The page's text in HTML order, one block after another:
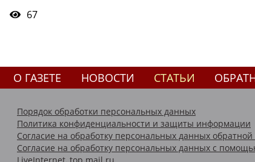
67
О ГАЗЕТЕ НОВОСТИ СТАТЬИ
Порядок обработки персональных данных
Политика конфиденциальности и защиты информации
Согласие на обработку персональных данных обратной
Согласие на обработку персональных данных с